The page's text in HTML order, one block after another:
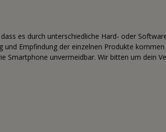
es durch unterschiedliche Hard- oder
und Empfindung der einzelnen Produkte
Smartphone unvermeidbar. Wir bitten um dein